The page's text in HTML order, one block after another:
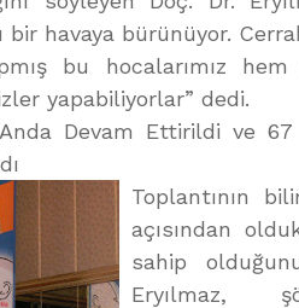
bir havaya bürünüyor.
bu hocalarımız
yapabiliyorlar” dedi.
Devam Ettirildi ve
Toplantının
açısından
sahip
Eryılmaz,